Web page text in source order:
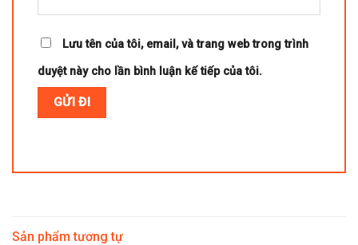
Lưu tên của tôi, email, và trang web trong trình
duyệt này cho lần bình luận kế tiếp của tôi.
Sản phẩm tương tự